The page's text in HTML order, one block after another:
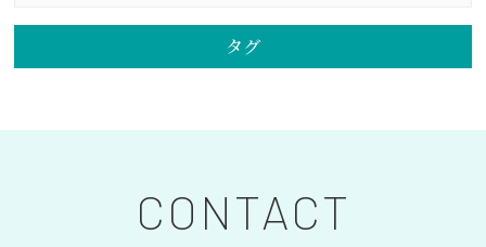
タグ
CONTACT